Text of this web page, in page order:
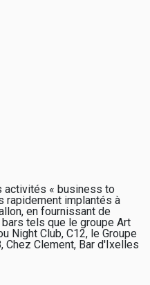
activités « business to
rapidement implantés à
en fournissant de
tels que le groupe Art
Night Club, C12, le Groupe
Chez Clement, Bar d'Ixelles